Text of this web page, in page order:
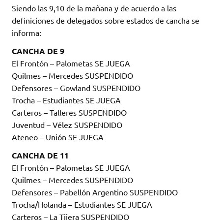
Siendo las 9,10 de la mañana y de acuerdo a las
definiciones de delegados sobre estados de cancha se
informa:
CANCHA DE 9
El Frontón – Palometas SE JUEGA
Quilmes – Mercedes SUSPENDIDO
Defensores – Gowland SUSPENDIDO
Trocha – Estudiantes SE JUEGA
Carteros – Talleres SUSPENDIDO
Juventud – Vélez SUSPENDIDO
Ateneo – Unión SE JUEGA
CANCHA DE 11
El Frontón – Palometas SE JUEGA
Quilmes – Mercedes SUSPENDIDO
Defensores – Pabellón Argentino SUSPENDIDO
Trocha/Holanda – Estudiantes SE JUEGA
Carteros – La Tijera SUSPENDIDO